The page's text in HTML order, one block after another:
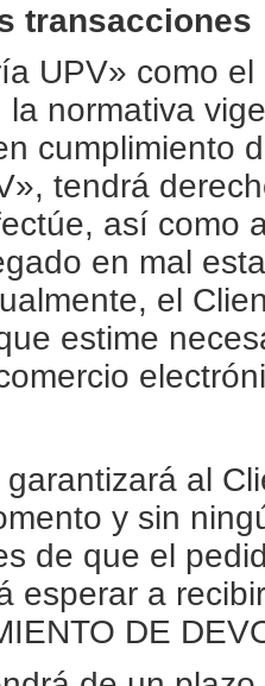
transacciones
UPV» como
normativa
cumplimiento
tendrá
así como
en mal
el
estime
al
y sin
de que el
esperar a
DE